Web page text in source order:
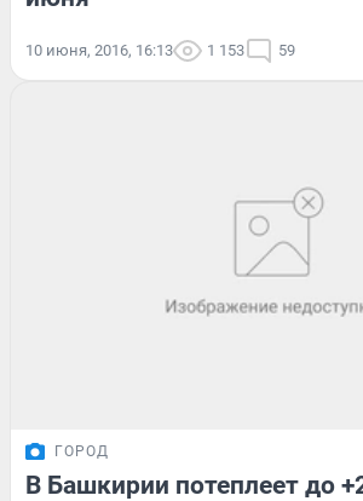
10 июня, 2016, 16:13 1 153 59
ГОРОД
В Башкирии потеплеет до